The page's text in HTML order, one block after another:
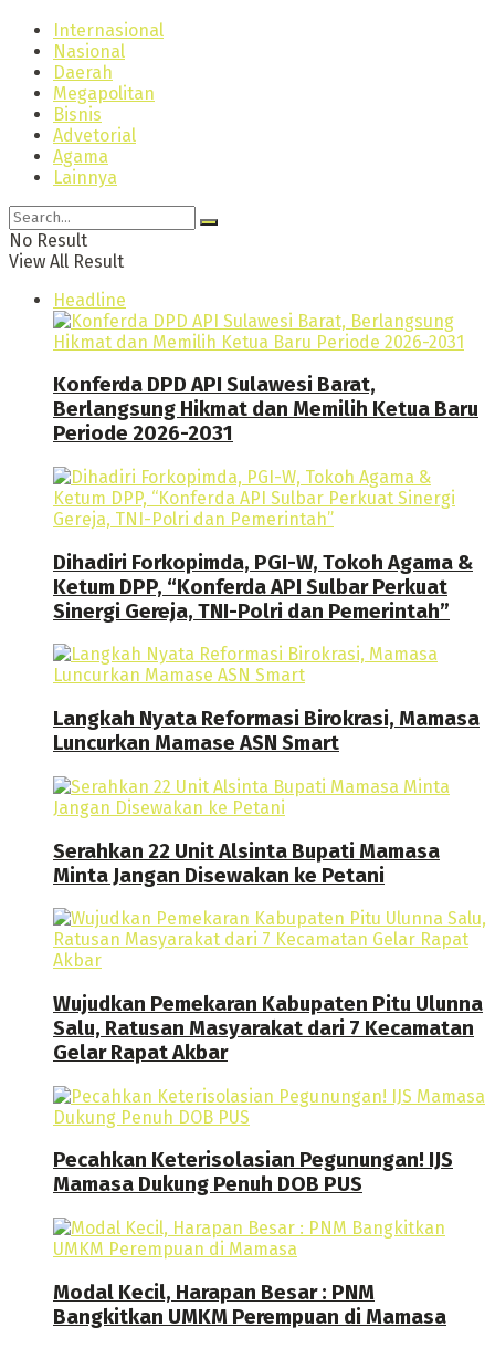
Internasional
Nasional
Daerah
Megapolitan
Bisnis
Advetorial
Agama
Lainnya
No Result
View All Result
Headline
Konferda DPD API Sulawesi Barat,
Berlangsung Hikmat dan Memilih Ketua Baru
Periode 2026-2031
Dihadiri Forkopimda, PGI-W, Tokoh Agama &
Ketum DPP, “Konferda API Sulbar Perkuat
Sinergi Gereja, TNI-Polri dan Pemerintah”
Langkah Nyata Reformasi Birokrasi, Mamasa
Luncurkan Mamase ASN Smart
Serahkan 22 Unit Alsinta Bupati Mamasa
Minta Jangan Disewakan ke Petani
Wujudkan Pemekaran Kabupaten Pitu Ulunna
Salu, Ratusan Masyarakat dari 7 Kecamatan
Gelar Rapat Akbar
Pecahkan Keterisolasian Pegunungan! IJS
Mamasa Dukung Penuh DOB PUS
Modal Kecil, Harapan Besar : PNM
Bangkitkan UMKM Perempuan di Mamasa